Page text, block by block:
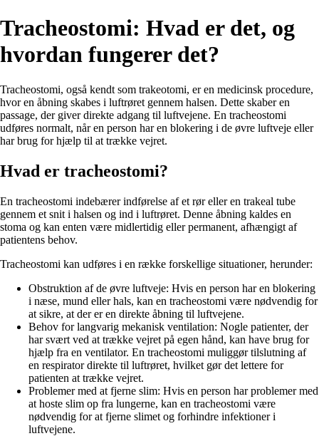
Tracheostomi: Hvad er det, og
hvordan fungerer det?
Tracheostomi, også kendt som trakeotomi, er en medicinsk procedure,
hvor en åbning skabes i luftrøret gennem halsen. Dette skaber en
passage, der giver direkte adgang til luftvejene. En tracheostomi
udføres normalt, når en person har en blokering i de øvre luftveje eller
har brug for hjælp til at trække vejret.
Hvad er tracheostomi?
En tracheostomi indebærer indførelse af et rør eller en trakeal tube
gennem et snit i halsen og ind i luftrøret. Denne åbning kaldes en
stoma og kan enten være midlertidig eller permanent, afhængigt af
patientens behov.
Tracheostomi kan udføres i en række forskellige situationer, herunder:
Obstruktion af de øvre luftveje: Hvis en person har en blokering
i næse, mund eller hals, kan en tracheostomi være nødvendig for
at sikre, at der er en direkte åbning til luftvejene.
Behov for langvarig mekanisk ventilation: Nogle patienter, der
har svært ved at trække vejret på egen hånd, kan have brug for
hjælp fra en ventilator. En tracheostomi muliggør tilslutning af
en respirator direkte til luftrøret, hvilket gør det lettere for
patienten at trække vejret.
Problemer med at fjerne slim: Hvis en person har problemer med
at hoste slim op fra lungerne, kan en tracheostomi være
nødvendig for at fjerne slimet og forhindre infektioner i
luftvejene.